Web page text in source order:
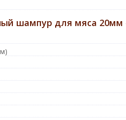
шампур для мяса 20мм